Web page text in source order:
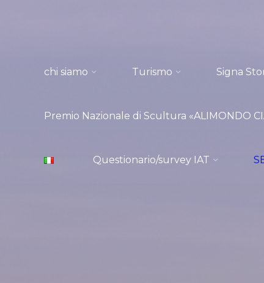
chi siamo Turismo Signa
Premio Nazionale di Scultura «ALIMONDO
Questionario/survey IAT